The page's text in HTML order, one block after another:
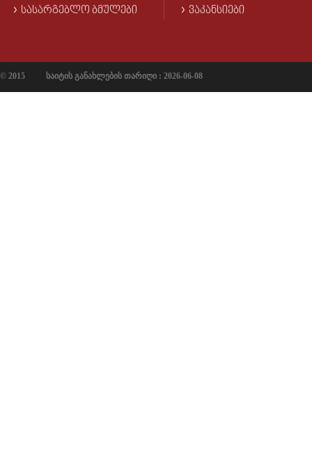
ᲡᲐᲡᲐᲠᲒᲔᲑᲚᲝ ᲑᲛᲣᲚᲔᲑᲘ
ᲕᲐᲙᲐᲜᲡᲘᲔᲑᲘ
© 2015 საიტის განახლების თარიღი : 2026-06-08